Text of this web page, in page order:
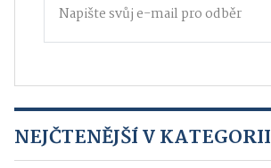
NEJČTENĚJŠÍ V KATEGORII